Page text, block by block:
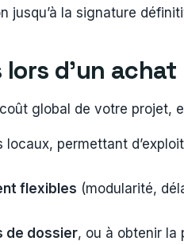
jusqu’à la signature
d’un
global de votre projet,
locaux, permettant
flexibles (modularité,
de dossier, ou à obtenir la